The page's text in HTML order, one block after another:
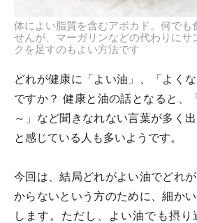
体によい脂質を含むアボカド。何でも
せんが、マーガリンなどの代わりにサ
クを足すのもよい方法です
どれが健康に「よい油」、「よく
ですか？ 健康と油の話となると、
～」など聞きなれない言葉が多く
と感じている人も多いようです。
今回は、結局どれがよい油でどれ
からないという方のために、細か
します。ただし、よい油でも摂